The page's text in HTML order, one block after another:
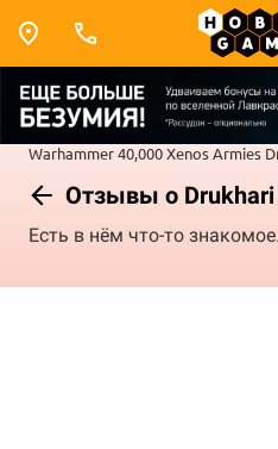
Warhammer 40,000Xenos Armies
Отзывы о Drukhari
Есть в нём что-то